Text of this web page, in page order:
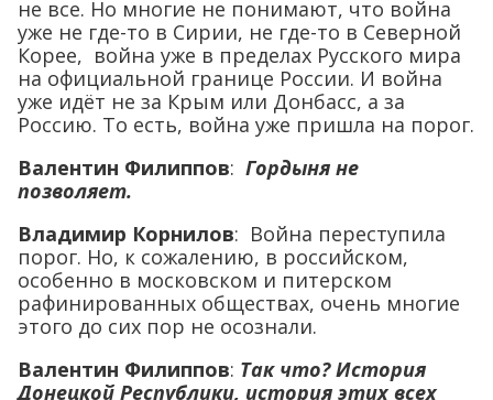
не все. Но многие не понимают, что война
уже не где-то в Сирии, не где-то в Северной
Корее, война уже в пределах Русского мира
на официальной границе России. И война
уже идёт не за Крым или Донбасс, а за
Россию. То есть, война уже пришла на порог.
Валентин Филиппов: Гордыня не
позволяет.
Владимир Корнилов: Война переступила
порог. Но, к сожалению, в российском,
особенно в московском и питерском
рафинированных обществах, очень многие
этого до сих пор не осознали.
Валентин Филиппов: Так что? История
Донецкой Республики, история этих всех